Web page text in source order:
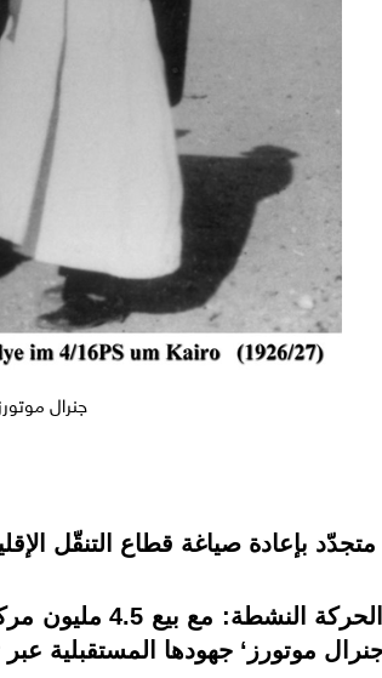
جنرال موتورز‘ تحتفل بمرور 100 سنة
متجدّد بإعادة صياغة قطاع التنقّل
موتورز‘ جهودها المستقبلية عبر